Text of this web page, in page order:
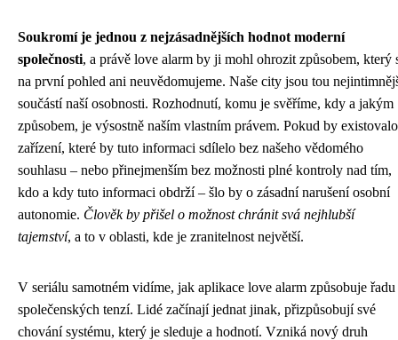
Soukromí je jednou z nejzásadnějších hodnot moderní
společnosti, a právě love alarm by ji mohl ohrozit způsobem, který
na první pohled ani neuvědomujeme. Naše city jsou tou
součástí naší osobnosti. Rozhodnutí, komu je svěříme, kdy a jakým
způsobem, je výsostně naším vlastním právem. Pokud by existovalo
zařízení, které by tuto informaci sdílelo bez našeho vědomého
souhlasu – nebo přinejmenším bez možnosti plné kontroly nad tím,
kdo a kdy tuto informaci obdrží – šlo by o zásadní narušení osobní
autonomie. Člověk by přišel o možnost chránit svá nejhlubší
tajemství, a to v oblasti, kde je zranitelnost největší.
V seriálu samotném vidíme, jak aplikace love alarm způsobuje řadu
společenských tenzí. Lidé začínají jednat jinak, přizpůsobují své
chování systému, který je sleduje a hodnotí. Vzniká nový druh